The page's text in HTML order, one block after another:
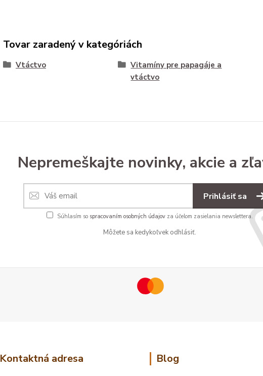
Tovar zaradený v kategóriách
Vtáctvo
Vitamíny pre papagáje a
vtáctvo
Nepremeškajte novinky, akcie a
Prihlásiť sa
Súhlasím so spracovaním osobných údajov za účelom zasielania newslettera.
Môžete sa kedykoľvek odhlásiť.
Kontaktná adresa Blog